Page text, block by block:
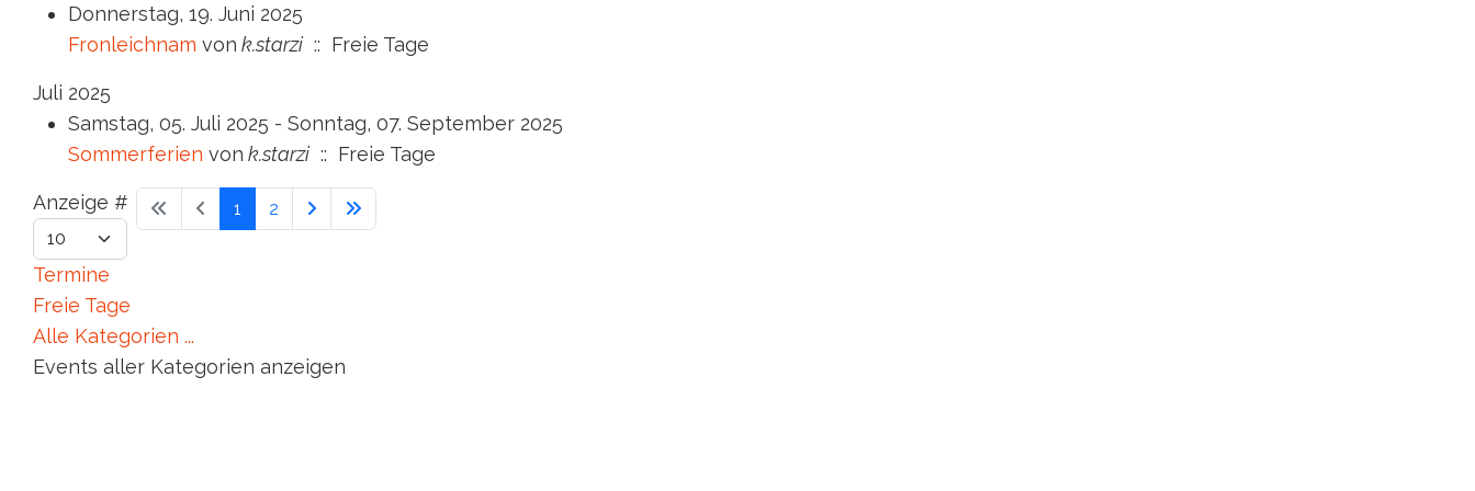
Donnerstag, 19. Juni 2025
Fronleichnam von k.starzi :: Freie Tage
Juli 2025
Samstag, 05. Juli 2025 - Sonntag, 07. September 2025
Sommerferien von k.starzi :: Freie Tage
Limite der Paginierungsliste
Anzeige # 1 2
Termine
Freie Tage
Alle Kategorien ...
Events aller Kategorien anzeigen